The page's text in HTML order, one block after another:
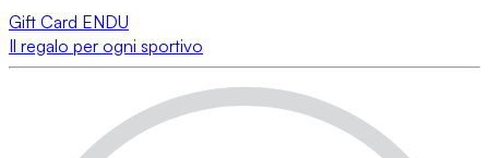
Gift Card ENDU
Il regalo per ogni sportivo